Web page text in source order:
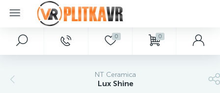
0 0
NT Ceramica
Lux Shine